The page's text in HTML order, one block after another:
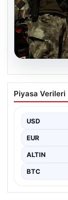
07.08.2026
Terör
Kapsamlı
terror
Piyasa Verileri
USD
EUR
ALTIN
BTC